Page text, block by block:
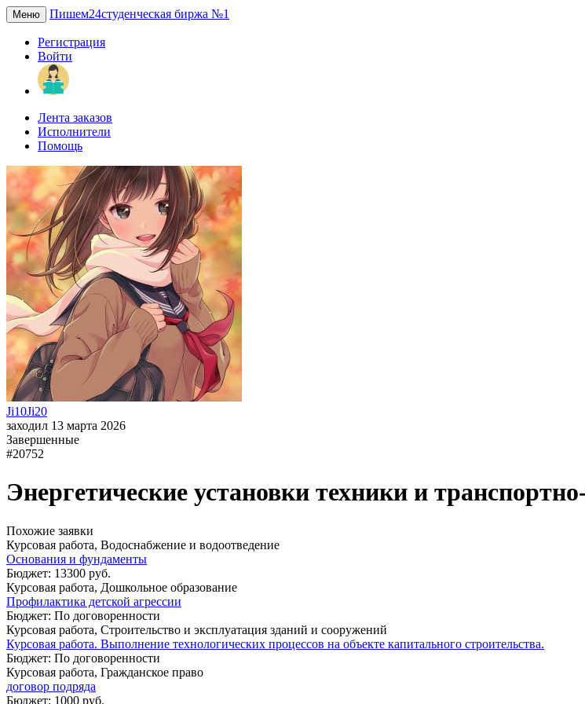
Меню Пишем24студенческая биржа №1
Регистрация
Войти
Лента заказов
Исполнители
Помощь
Ji10Ji20
заходил 13 марта 2026
Завершенные
#20752
Энергетические установки техники и
Похожие заявки
Курсовая работа, Водоснабжение и водоотведение
Основания и фундаменты
Бюджет: 13300 руб.
Курсовая работа, Дошкольное образование
Профилактика детской агрессии
Бюджет: По договоренности
Курсовая работа, Строительство и эксплуатация зданий и сооружений
Курсовая работа. Выполнение технологических процессов на объекте капитального строительства.
Бюджет: По договоренности
Курсовая работа, Гражданское право
договор подряда
Бюджет: 1000 руб.